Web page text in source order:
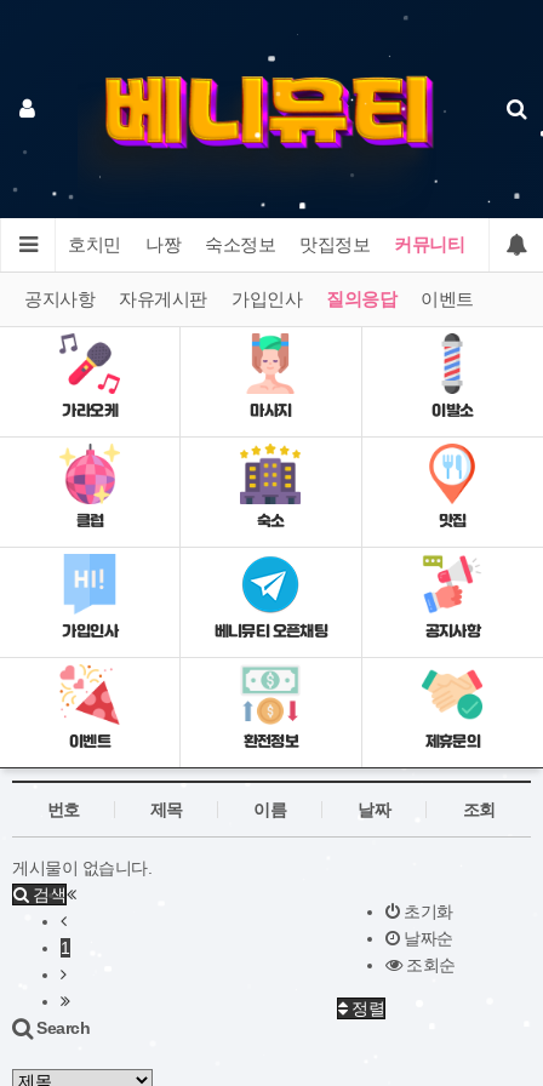
다낭 호치민 나짱 숙소정보 맛집정보 커뮤니티
공지사항 자유게시판 가입인사 질의응답 이벤트
가라오케 마사지 이발소
클럽 숙소 맛집
가입인사 베니뮤티 오픈채팅 공지사항
이벤트 환전정보 제휴문의
번호 제목 이름 날짜 조회
게시물이 없습니다.
초기화
날짜순
조회순
정렬
검색
1
Search